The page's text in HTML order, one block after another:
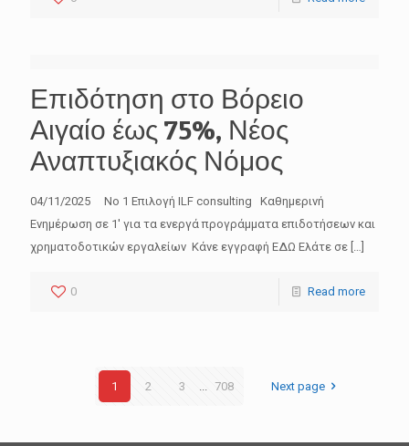
Επιδότηση στο Βόρειο
Αιγαίο έως 75%, Νέος
Αναπτυξιακός Νόμος
04/11/2025 No 1 Επιλογή ILF consulting Καθημερινή
Ενημέρωση σε 1′ για τα ενεργά προγράμματα επιδοτήσεων και
χρηματοδοτικών εργαλείων Κάνε εγγραφή ΕΔΩ Ελάτε σε […]
0 Read more
1 2 3 ... 708 Next page